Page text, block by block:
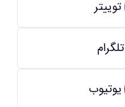
توییتر
تلگرام
یوتیوب